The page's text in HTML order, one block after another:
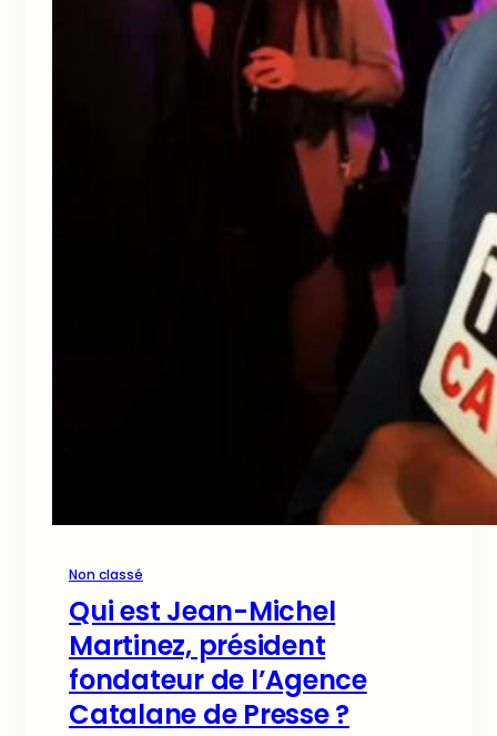
Non classé
Qui est Jean-Michel
Martinez, président
fondateur de l’Agence
Catalane de Presse ?